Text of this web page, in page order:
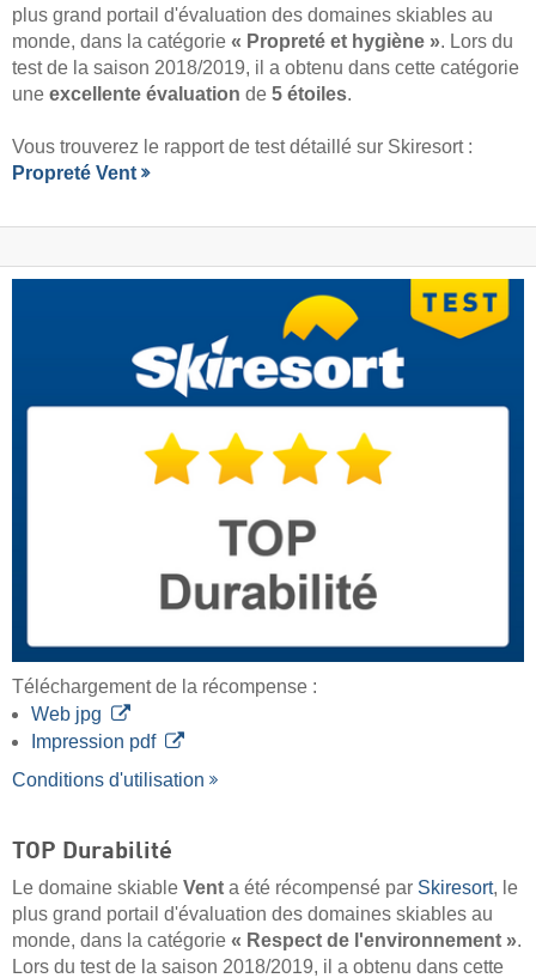
plus grand portail d'évaluation des domaines skiables au
monde, dans la catégorie « Propreté et hygiène ». Lors du
test de la saison 2018/2019, il a obtenu dans cette catégorie
une excellente évaluation de 5 étoiles.
Vous trouverez le rapport de test détaillé sur Skiresort :
Propreté Vent
Téléchargement de la récompense :
Web jpg
Impression pdf
Conditions d'utilisation
TOP Durabilité
Le domaine skiable Vent a été récompensé par Skiresort, le
plus grand portail d'évaluation des domaines skiables au
monde, dans la catégorie « Respect de l'environnement ».
Lors du test de la saison 2018/2019, il a obtenu dans cette